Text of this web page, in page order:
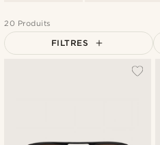
20 Produits
FILTRES